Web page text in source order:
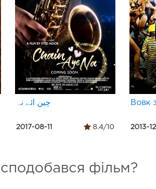
چین آئے نہ
2017-08-11 8.4/10
Вовк
2013-
фільм?